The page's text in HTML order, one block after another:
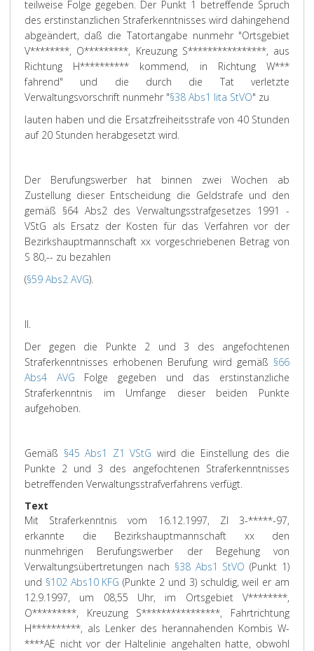
teilweise Folge gegeben. Der Punkt 1 betreffende Spruch
des erstinstanzlichen Straferkenntnisses wird dahingehend
abgeändert, daß die Tatortangabe nunmehr "Ortsgebiet
V********, O*********, Kreuzung S****************, aus
Richtung H********** kommend, in Richtung W***
fahrend" und die durch die Tat verletzte
Verwaltungsvorschrift nunmehr "§38 Abs1 lita StVO" zu
lauten haben und die Ersatzfreiheitsstrafe von 40 Stunden
auf 20 Stunden herabgesetzt wird.
Der Berufungswerber hat binnen zwei Wochen ab
Zustellung dieser Entscheidung die Geldstrafe und den
gemäß §64 Abs2 des Verwaltungsstrafgesetzes 1991 -
VStG als Ersatz der Kosten für das Verfahren vor der
Bezirkshauptmannschaft xx vorgeschriebenen Betrag von
S 80,-- zu bezahlen
(§59 Abs2 AVG).
II.
Der gegen die Punkte 2 und 3 des angefochtenen
Straferkenntnisses erhobenen Berufung wird gemäß §66
Abs4 AVG Folge gegeben und das erstinstanzliche
Straferkenntnis im Umfange dieser beiden Punkte
aufgehoben.
Gemäß §45 Abs1 Z1 VStG wird die Einstellung des die
Punkte 2 und 3 des angefochtenen Straferkenntnisses
betreffenden Verwaltungsstrafverfahrens verfügt.
Text
Mit Straferkenntnis vom 16.12.1997, Zl 3-*****-97,
erkannte die Bezirkshauptmannschaft xx den
nunmehrigen Berufungswerber der Begehung von
Verwaltungsübertretungen nach §38 Abs1 StVO (Punkt 1)
und §102 Abs10 KFG (Punkte 2 und 3) schuldig, weil er am
12.9.1997, um 08,55 Uhr, im Ortsgebiet V********,
O*********, Kreuzung S****************, Fahrtrichtung
H**********, als Lenker des herannahenden Kombis W-
****AE nicht vor der Haltelinie angehalten hatte, obwohl